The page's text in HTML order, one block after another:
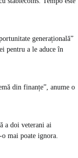
generațională”
pentru a le aduce în
din finanțe”, anume o
a doi veterani ai
mai poate ignora.